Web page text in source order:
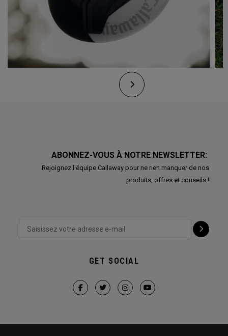
ABONNEZ-VOUS À NOTRE NEWSLETTER:
Rejoignez l'équipe Callaway pour ne rien manquer de nos
produits, offres et conseils !
GET SOCIAL